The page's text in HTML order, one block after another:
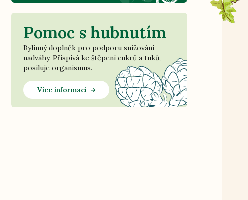
Pomoc s hubnutím
Bylinný doplněk pro podporu snižování
nadváhy. Přispívá ke štěpení cukrů a tuků,
posiluje organismus.
Více informací